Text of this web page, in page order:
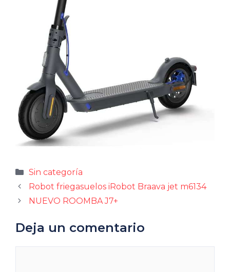
Categorías
Sin categoría
Robot friegasuelos iRobot Braava jet m6134
NUEVO ROOMBA J7+
Deja un comentario